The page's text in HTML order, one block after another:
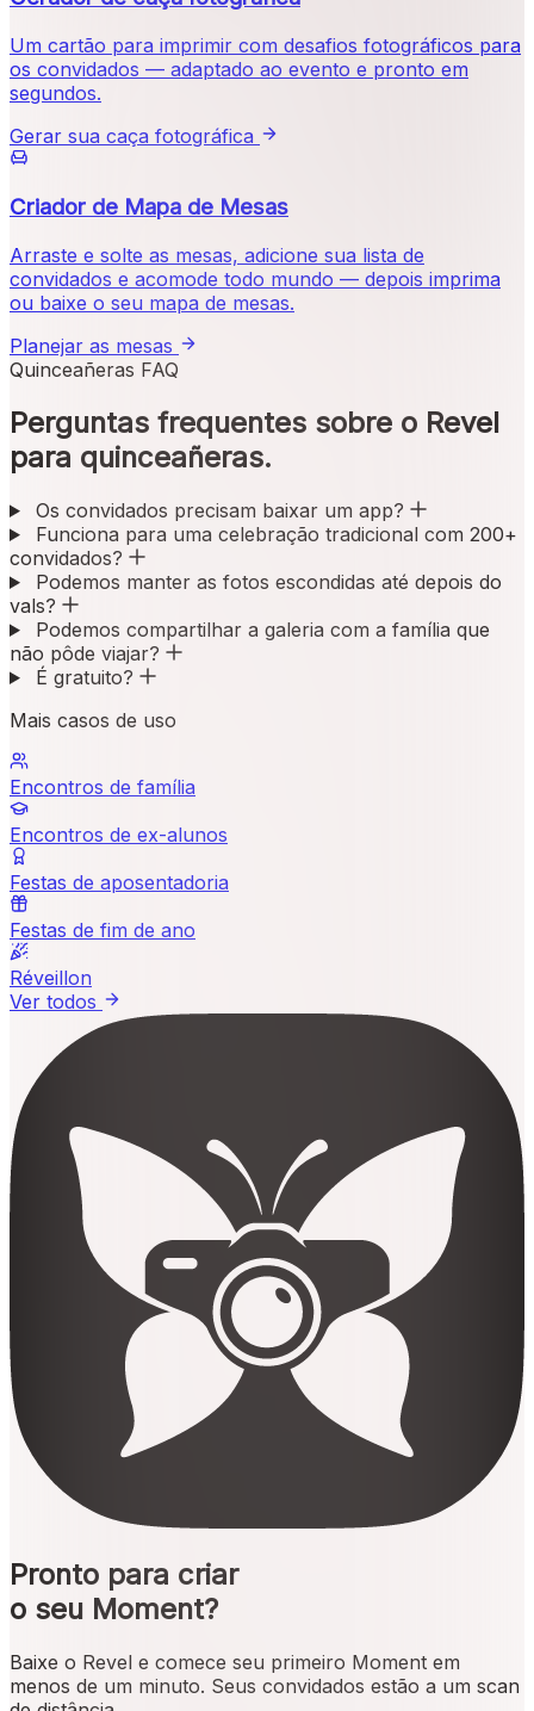
Um cartão para imprimir com desafios fotográficos para
os convidados — adaptado ao evento e pronto em
segundos.
Gerar sua caça fotográfica
Criador de Mapa de Mesas
Arraste e solte as mesas, adicione sua lista de
convidados e acomode todo mundo — depois imprima
ou baixe o seu mapa de mesas.
Planejar as mesas
Quinceañeras FAQ
Perguntas frequentes sobre o Revel
para quinceañeras.
Os convidados precisam baixar um app?
Funciona para uma celebração tradicional com 200+
convidados?
Podemos manter as fotos escondidas até depois do
vals?
Podemos compartilhar a galeria com a família que
não pôde viajar?
É gratuito?
Mais casos de uso
Encontros de família
Encontros de ex-alunos
Festas de aposentadoria
Festas de fim de ano
Réveillon
Ver todos
Pronto para criar
o seu Moment?
Baixe o Revel e comece seu primeiro Moment em
menos de um minuto. Seus convidados estão a um scan